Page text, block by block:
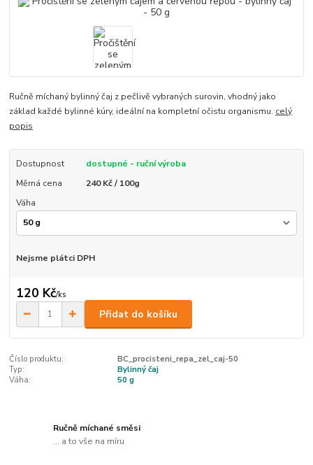
Ručně míchaný bylinný čaj z pečlivě vybraných surovin, vhodný jako
základ každé bylinné kúry, ideální na kompletní očistu organismu. celý
popis
Dostupnost
dostupné - ruční výroba
Měrná cena
240 Kč / 100g
Váha
Nejsme plátci DPH
120 Kč/ks
Přidat do košíku
Číslo produktu:
BC_procisteni_repa_zel_caj-50
Typ:
Bylinný čaj
Váha:
50 g
Ručně míchané směsi
... a to vše na míru